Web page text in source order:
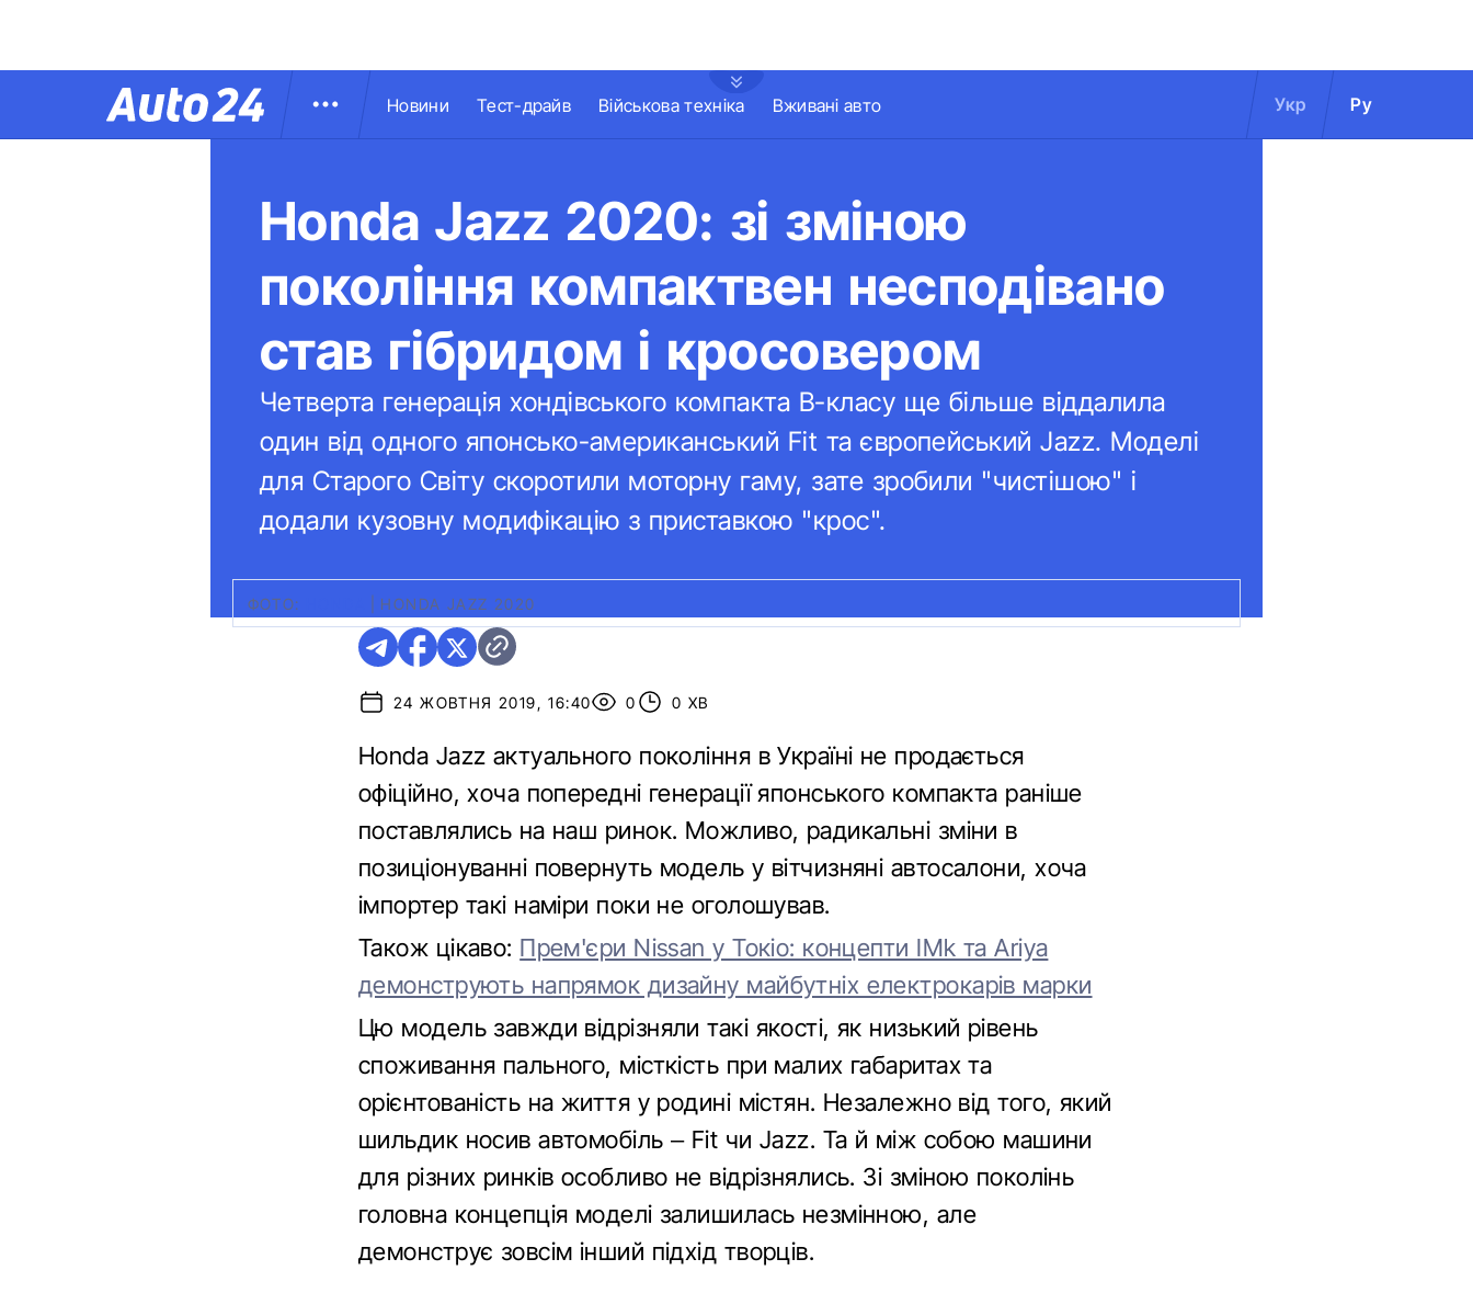
Новини Тест-драйв Військова техніка Вживані авто Укр Ру
Honda Jazz 2020: зі зміною
покоління компактвен несподівано
став гібридом і кросовером
Четверта генерація хондівського компакта В-класу ще більше віддалила
один від одного японсько-американський Fit та європейський Jazz. Моделі
для Старого Світу скоротили моторну гаму, зате зробили "чистішою" і
додали кузовну модифікацію з приставкою "крос".
ФОТО: HONDA JAZZ 2020
24 ЖОВТНЯ 2019, 16:40 0 0 ХВ
Honda Jazz актуального покоління в Україні не продається
офіційно, хоча попередні генерації японського компакта раніше
поставлялись на наш ринок. Можливо, радикальні зміни в
позиціонуванні повернуть модель у вітчизняні автосалони, хоча
імпортер такі наміри поки не оголошував.
Також цікаво: Прем'єри Nissan у Токіо: концепти IMk та Ariya
демонструють напрямок дизайну майбутніх електрокарів марки
Цю модель завжди відрізняли такі якості, як низький рівень
споживання пального, місткість при малих габаритах та
орієнтованість на життя у родині містян. Незалежно від того, який
шильдик носив автомобіль – Fit чи Jazz. Та й між собою машини
для різних ринків особливо не відрізнялись. Зі зміною поколінь
головна концепція моделі залишилась незмінною, але
демонструє зовсім інший підхід творців.